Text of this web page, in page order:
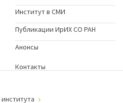
Институт в СМИ
Публикации ИрИХ СО РАН
Анонсы
Контакты